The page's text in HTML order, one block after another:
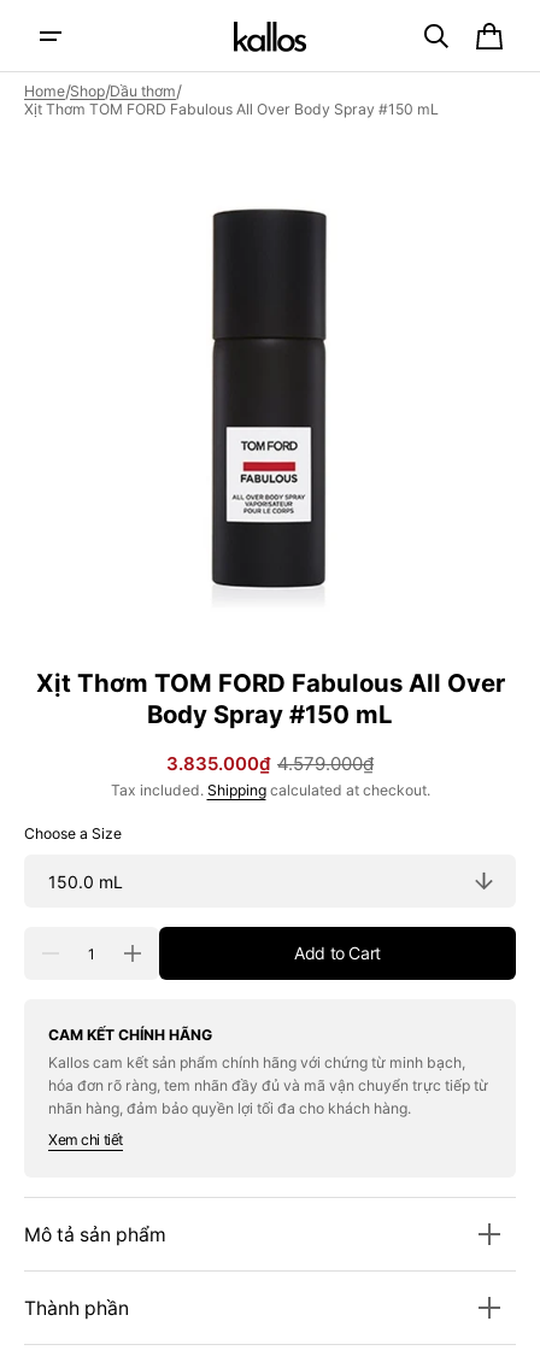
content
Cart
featured
media
in
gallery
view
Home/Shop/Dầu thơm/
Xịt Thơm TOM FORD Fabulous All Over Body Spray #150 mL
Xịt Thơm TOM FORD Fabulous All Over
Body Spray #150 mL
Sale
price
3.835.000₫
Regular
price
4.579.000₫
Tax included. Shippingcalculated at checkout.
Choose a Size
Decrease
Thơm
FORD
Fabulous
All
Body
mL
Increase
quantity
Thơm
FORD
Fabulous
All
mL
Add to Cart
CAM KẾT CHÍNH HÃNG
Kallos cam kết sản phẩm chính hãng với chứng từ minh bạch,
hóa đơn rõ ràng, tem nhãn đầy đủ và mã vận chuyển trực tiếp từ
nhãn hàng, đảm bảo quyền lợi tối đa cho khách hàng.
Xem chi tiết
Mô tả sản phẩm
Thành phần